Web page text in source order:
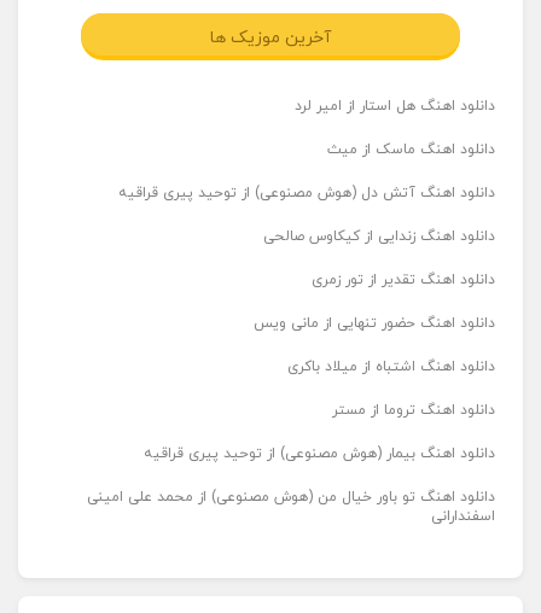
آخرین موزیک ها
دانلود اهنگ هل استار از امیر لرد
دانلود اهنگ ماسک از میث
دانلود اهنگ آتش دل (هوش مصنوعی) از توحید پیری قراقیه
دانلود اهنگ زندایی از کیکاوس صالحی
دانلود اهنگ تقدیر از تور زمری
دانلود اهنگ حضور تنهایی از مانی ویس
دانلود اهنگ اشتباه از میلاد باکری
دانلود اهنگ تروما از مستر
دانلود اهنگ بیمار (هوش مصنوعی) از توحید پیری قراقیه
دانلود اهنگ تو باور خیال من (هوش مصنوعی) از محمد علی امینی
اسفندارانی